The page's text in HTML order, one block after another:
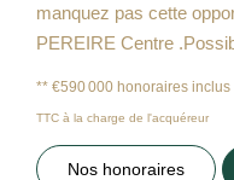
manquez pas cette
PEREIRE Centre
** €590 000 honoraires inclus
TTC à la charge de l'acquéreur
Nos honoraires